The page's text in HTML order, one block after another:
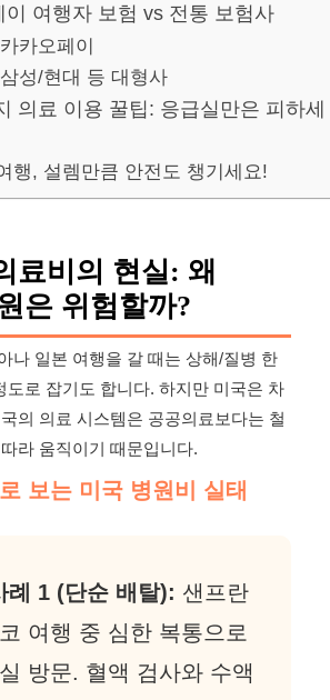
이 여행자 보험 vs 전통 보험사
카카오페이
삼성/현대 등 대형사
의료 이용 꿀팁: 응급실만은 피하세
행, 설렘만큼 안전도 챙기세요!
료비의 현실: 왜
은 위험할까?
나 일본 여행을 갈 때는 상해/질병 한
도로 잡기도 합니다. 하지만 미국은 차
의 의료 시스템은 공공의료보다는 철
라 움직이기 때문입니다.
보는 미국 병원비 실태
례 1 (단순 배탈): 샌프란
여행 중 심한 복통으로
방문. 혈액 검사와 수액